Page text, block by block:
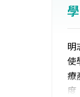
明
使
療
度